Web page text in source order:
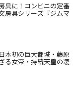
具に！コンビニの定番
房具シリーズ『ジムマ
本初の巨大都城・藤原
る女帝・持統天皇の凄